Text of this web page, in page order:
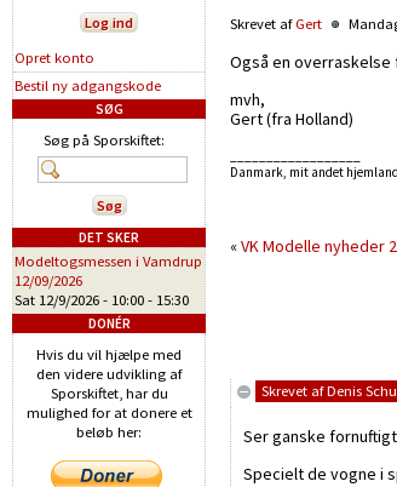
Skrevet af Gert
Også en
mvh,
Gert (fra Holland)
Danmark, mit andet
«VK Modelle nyheder
Skrevet afDenis
Ser ganske
Specielt de vogne i
Opret konto
Bestil ny adgangskode
SØG
Søg på Sporskiftet:
DET SKER
Modeltogsmessen i Vamdrup
12/09/2026
Sat 12/9/2026 - 10:00 - 15:30
DONÉR
Hvis du vil hjælpe med
den videre udvikling af
Sporskiftet, har du
mulighed for at donere et
beløb her: